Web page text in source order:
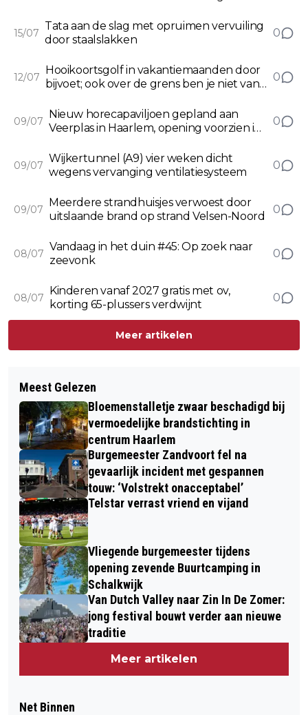
kinderen”
15/07
Tata aan de slag met opruimen vervuiling
door staalslakken
0
12/07
Hooikoortsgolf in vakantiemaanden door
bijvoet; ook over de grens ben je niet van
0
09/07
Nieuw horecapaviljoen gepland aan
Veerplas in Haarlem, opening voorzien in
0
09/07
Wijkertunnel (A9) vier weken dicht
wegens vervanging ventilatiesysteem
0
09/07
Meerdere strandhuisjes verwoest door
uitslaande brand op strand Velsen-Noord
0
08/07
Vandaag in het duin #45: Op zoek naar
zeevonk
0
08/07
Kinderen vanaf 2027 gratis met ov,
korting 65-plussers verdwijnt
0
Meer artikelen
Meest Gelezen
Bloemenstalletje zwaar beschadigd bij
vermoedelijke brandstichting in
centrum Haarlem
Burgemeester Zandvoort fel na
gevaarlijk incident met gespannen
touw: ‘Volstrekt onacceptabel’
Telstar verrast vriend en vijand
Vliegende burgemeester tijdens
opening zevende Buurtcamping in
Schalkwijk
Van Dutch Valley naar Zin In De Zomer:
jong festival bouwt verder aan nieuwe
traditie
Meer artikelen
Net Binnen